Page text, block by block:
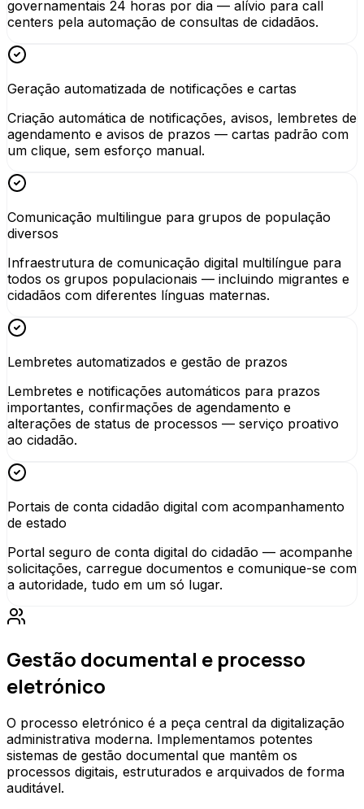
governamentais 24 horas por dia — alívio para call
centers pela automação de consultas de cidadãos.
Geração automatizada de notificações e cartas
Criação automática de notificações, avisos, lembretes de
agendamento e avisos de prazos — cartas padrão com
um clique, sem esforço manual.
Comunicação multilingue para grupos de população
diversos
Infraestrutura de comunicação digital multilíngue para
todos os grupos populacionais — incluindo migrantes e
cidadãos com diferentes línguas maternas.
Lembretes automatizados e gestão de prazos
Lembretes e notificações automáticos para prazos
importantes, confirmações de agendamento e
alterações de status de processos — serviço proativo
ao cidadão.
Portais de conta cidadão digital com acompanhamento
de estado
Portal seguro de conta digital do cidadão — acompanhe
solicitações, carregue documentos e comunique-se com
a autoridade, tudo em um só lugar.
Gestão documental e processo
eletrónico
O processo eletrónico é a peça central da digitalização
administrativa moderna. Implementamos potentes
sistemas de gestão documental que mantêm os
processos digitais, estruturados e arquivados de forma
auditável.